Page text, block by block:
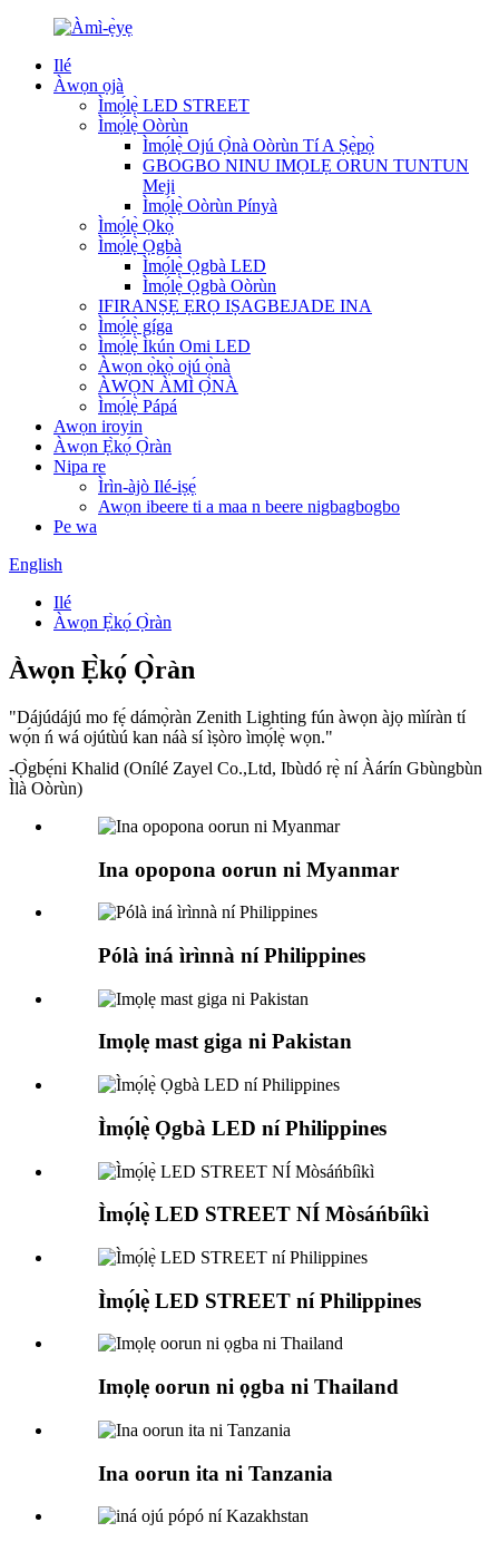
Ilé
Àwọn ọjà
Ìmọ́lẹ̀ LED STREET
Ìmọ́lẹ̀ Oòrùn
Ìmọ́lẹ̀ Ojú Ọ̀nà Oòrùn Tí A Ṣẹ̀pọ̀
GBOGBO NINU IMỌLẸ ORUN TUNTUN
Meji
Ìmọ́lẹ̀ Oòrùn Pínyà
Ìmọ́lẹ̀ Ọkọ̀
Ìmọ́lẹ̀ Ọgbà
Ìmọ́lẹ̀ Ọgbà LED
Ìmọ́lẹ̀ Ọgbà Oòrùn
IFIRANṢẸ ẸRỌ IṢAGBEJADE INA
Ìmọ́lẹ̀ gíga
Ìmọ́lẹ̀ Ìkún Omi LED
Àwọn ọ̀kọ̀ ojú ọ̀nà
ÀWỌN ÀMÌ Ọ̀NÀ
Ìmọ́lẹ̀ Pápá
Awọn iroyin
Àwọn Ẹ̀kọ́ Ọ̀ràn
Nipa re
Ìrìn-àjò Ilé-iṣẹ́
Awọn ibeere ti a maa n beere nigbagbogbo
Pe wa
English
Ilé
Àwọn Ẹ̀kọ́ Ọ̀ràn
Àwọn Ẹ̀kọ́ Ọ̀ràn
"Dájúdájú mo fẹ́ dámọ̀ràn Zenith Lighting fún àwọn àjọ mìíràn tí
wọ́n ń wá ojútùú kan náà sí ìṣòro ìmọ́lẹ̀ wọn."
-Ọ̀gbẹ́ni Khalid (Onílé Zayel Co.,Ltd, Ibùdó rẹ̀ ní Àárín Gbùngbùn
Ìlà Oòrùn)
Ina opopona oorun ni Myanmar
Pólà iná ìrìnnà ní Philippines
Imọlẹ mast giga ni Pakistan
Ìmọ́lẹ̀ Ọgbà LED ní Philippines
Ìmọ́lẹ̀ LED STREET NÍ Mòsáńbíìkì
Ìmọ́lẹ̀ LED STREET ní Philippines
Imọlẹ oorun ni ọgba ni Thailand
Ina oorun ita ni Tanzania